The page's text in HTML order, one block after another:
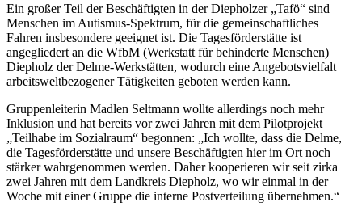
Ein großer Teil der Beschäftigten in der Diepholzer „Tafö“ sind
Menschen im Autismus-Spektrum, für die gemeinschaftliches
Fahren insbesondere geeignet ist. Die Tagesförderstätte ist
angegliedert an die WfbM (Werkstatt für behinderte Menschen)
Diepholz der Delme-Werkstätten, wodurch eine Angebotsvielfalt
arbeitsweltbezogener Tätigkeiten geboten werden kann.
Gruppenleiterin Madlen Seltmann wollte allerdings noch mehr
Inklusion und hat bereits vor zwei Jahren mit dem Pilotprojekt
„Teilhabe im Sozialraum“ begonnen: „Ich wollte, dass die Delme,
die Tagesförderstätte und unsere Beschäftigten hier im Ort noch
stärker wahrgenommen werden. Daher kooperieren wir seit zirka
zwei Jahren mit dem Landkreis Diepholz, wo wir einmal in der
Woche mit einer Gruppe die interne Postverteilung übernehmen.“